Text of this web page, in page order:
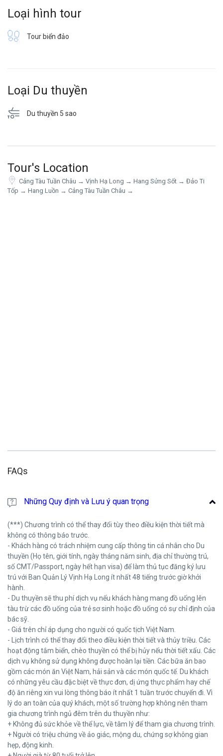
Loại hình tour
Tour biển đảo
Loại Du thuyền
Du thuyền 5 sao
Tour's Location
Cảng Tàu Tuần Châu → Vịnh Hạ Long → Hang Sửng Sốt → Đảo Ti
Tốp → Hang Luồn → Cảng Tàu Tuần Châu →
FAQs
Những Quy định và Lưu ý quan trọng
(***) Chương trình có thể thay đổi tùy theo điều kiện thời tiết mà
không có thông báo trước.
- Khách hàng có trách nhiệm cung cấp thông tin cá nhân cho Du
thuyền (Họ tên, giới tính, ngày tháng năm sinh, địa chỉ thường trú,
số CMT/Passport, ngày hết hạn visa) để làm thủ tục đăng ký lưu
trú với Ban Quản Lý Vịnh Hạ Long ít nhất 48 tiếng trước giờ khởi
hành.
- Du thuyền sẽ thu phí dịch vụ nếu khách hàng mang đồ uống lên
tàu trừ các đồ uống của trẻ sơ sinh hoặc đồ uống có sự chỉ định của
bác sỹ.
- Giá trên chỉ áp dụng cho người có quốc tịch Việt Nam.
- Lịch trình có thể thay đổi theo điều kiện thời tiết và thủy triều. Các
hoạt động tắm biển, chèo thuyền có thể bị hủy nếu thời tiết xấu. Các
dịch vụ không sử dụng không được hoàn lại tiền. Các bữa ăn bao
gồm các món ăn Việt Nam, hải sản và các món quốc tế. Du khách
có những yêu cầu đặc biệt về thực đơn, dị ứng thực phẩm hay chế
độ ăn riêng xin vui lòng thông báo ít nhất 1 tuần trước chuyến đi. Vì
lý do an toàn của quý khách, một số trường hợp không nên tham
gia chương trình ngủ đêm trên du thuyền như:
+ Không đủ sức khỏe về thể lực, về tâm lý để tham gia chương trình.
+ Người có triệu chứng về ảo giác, mộng du, chứng sợ không gian
hẹp, động kinh.